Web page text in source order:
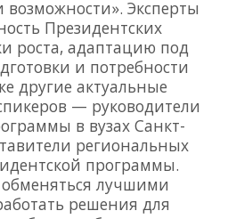
возможности». Эксперты
Президентских
роста, адаптацию под
и потребности
другие актуальные
— руководители
в вузах Санкт-
региональных
программы.
лучшими
решения для